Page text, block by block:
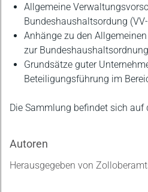
Allgemeine
Bundeshaushaltsordung
Anhänge zu den
zur
Grundsätze guter
Beteiligungsführung im
Die Sammlung befindet sich auf
Autoren
Herausgegeben von